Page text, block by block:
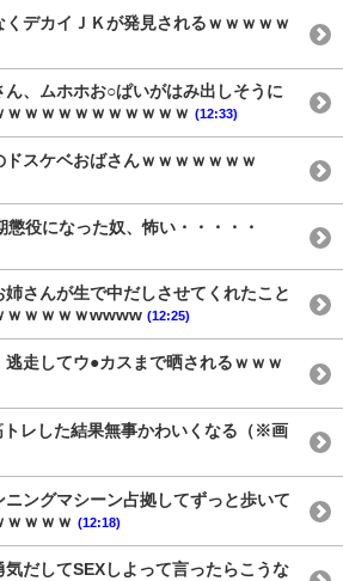
くデカイＪＫが発見されるｗｗｗｗｗ
ん、ムホホお○ぱいがはみ出しそうに
ｗｗｗｗｗｗｗｗｗｗ (12:33)
ドスケベおばさんｗｗｗｗｗｗｗ
懲役になった奴、怖い・・・・・
姉さんが生で中だしさせてくれたこと
ｗｗｗｗｗwwww (12:25)
逃走してウ●カスまで晒されるｗｗｗ
レした結果無事かわいくなる（※画
ニングマシーン占拠してずっと歩いて
ｗｗｗ (12:18)
だしてSEXしよって言ったらこうな